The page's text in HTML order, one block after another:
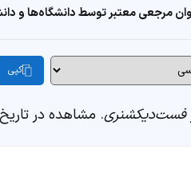
مرجعی معتبر توسط دانشگاه‌ها و
کپی
فست‌دیکشنری. مشاهده در تاریخ ۱۵ مرداد ۱۴۰۵، از https://fastdic.com/word/longbow